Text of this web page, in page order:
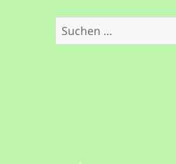
Suchen
nach: